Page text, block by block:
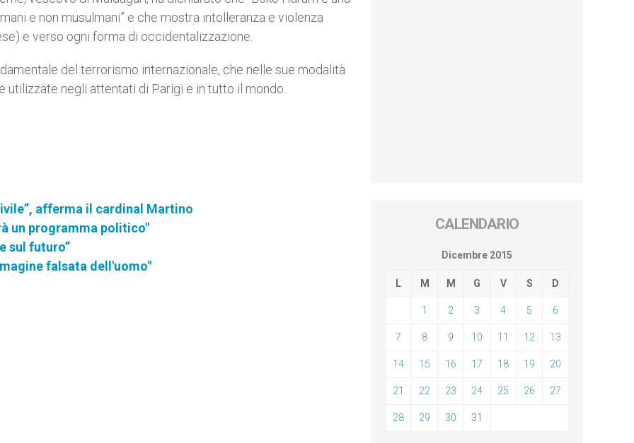
e non musulmani” e che mostra intolleranza e violenza
e verso ogni forma di occidentalizzazione.
del terrorismo internazionale, che nelle sue modalità
utilizzate negli attentati di Parigi e in tutto il mondo.
afferma il cardinal Martino
un programma politico"
sul futuro”
falsata dell'uomo"
CALENDARIO
Dicembre 2015
L M M G V S D
1 2 3 4 5 6
7 8 9 10 11 12 13
14 15 16 17 18 19 20
21 22 23 24 25 26 27
28 29 30 31